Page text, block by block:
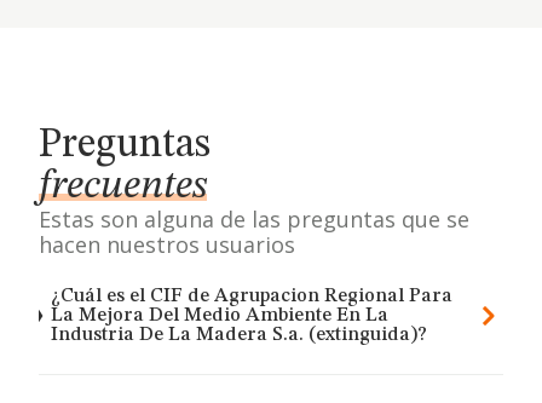
Preguntas
frecuentes
Estas son alguna de las preguntas que se
hacen nuestros usuarios
¿Cuál es el CIF de Agrupacion Regional Para
La Mejora Del Medio Ambiente En La
Industria De La Madera S.a. (extinguida)?